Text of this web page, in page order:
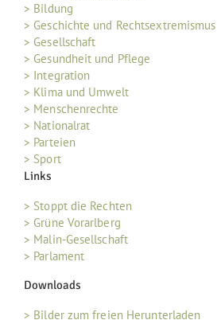
> Bildung
> Geschichte und Rechtsextremismus
> Gesellschaft
> Gesundheit und Pflege
> Integration
> Klima und Umwelt
> Menschenrechte
> Nationalrat
> Parteien
> Sport
Links
> Stoppt die Rechten
> Grüne Vorarlberg
> Malin-Gesellschaft
> Parlament
Downloads
> Bilder zum freien Herunterladen